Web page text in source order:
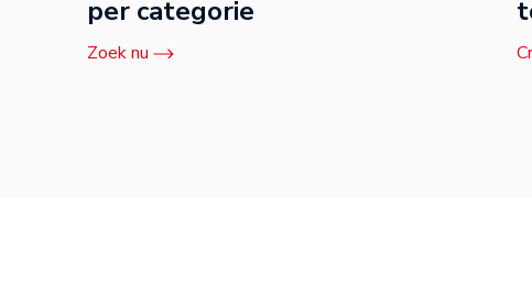
per categorie
Zoek nu